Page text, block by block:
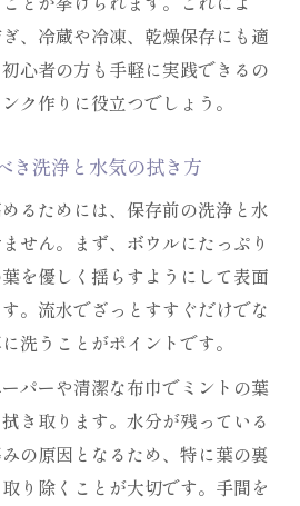
、冷蔵や冷凍、乾燥保存にも適
心者の方も手軽に実践できるの
ク作りに役立つでしょう。
き洗浄と水気の拭き方
るためには、保存前の洗浄と水
せん。まず、ボウルにたっぷり
を優しく揺らすようにして表面
。流水でざっとすすぐだけでな
洗うことがポイントです。
パーや清潔な布巾でミントの葉
き取ります。水分が残っている
の原因となるため、特に葉の裏
り除くことが大切です。手間を